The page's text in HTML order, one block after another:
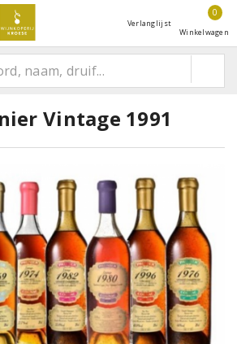
Verlanglijst
0
Winkelwagen
Vintage 1991